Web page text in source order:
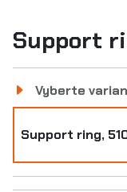
Support
Vyberte
Support ring,